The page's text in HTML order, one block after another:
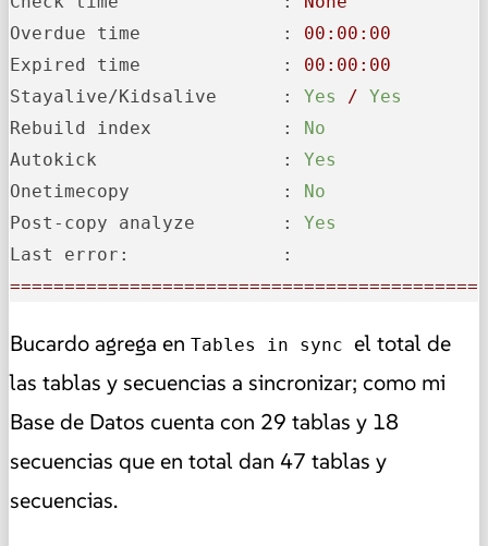
Overdue time             :
00 :00:00
Expired time             :
00 :00:00
Stayalive/Kidsalive      :
Yes / Yes
Rebuild index            :
No
Autokick                 :
Yes
Onetimecopy              :
No
Post-copy analyze        :
Yes
Last error:              :
Bucardo agrega en Tables in sync el total de
las tablas y secuencias a sincronizar; como mi
Base de Datos cuenta con 29 tablas y 18
secuencias que en total dan 47 tablas y
secuencias.